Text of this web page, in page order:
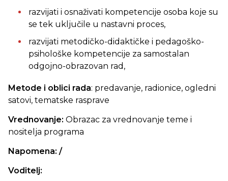
razvijati i osnaživati kompetencije osoba koje su
se tek uključile u nastavni proces,
razvijati metodičko-didaktičke i pedagoško-
psihološke kompetencije za samostalan
odgojno-obrazovan rad,
Metode i oblici rada: predavanje, radionice, ogledni
satovi, tematske rasprave
Vrednovanje: Obrazac za vrednovanje teme i
nositelja programa
Napomena: /
Voditelj: